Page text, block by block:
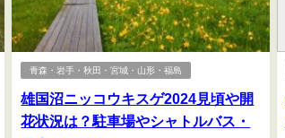
青森・岩手・秋田・宮城・山形・福島
雄国沼ニッコウキスゲ2024見頃や開
花状況は？駐車場やシャトルバス・